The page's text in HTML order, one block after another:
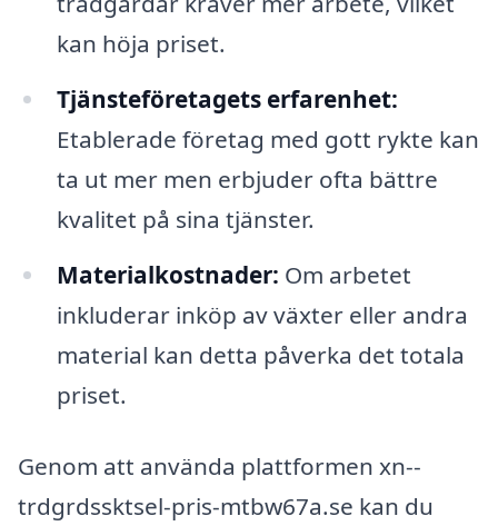
kan höja priset.
Tjänsteföretagets erfarenhet:
Etablerade företag med gott rykte kan
ta ut mer men erbjuder ofta bättre
kvalitet på sina tjänster.
Materialkostnader: Om arbetet
inkluderar inköp av växter eller andra
material kan detta påverka det totala
priset.
Genom att använda plattformen xn--
trdgrdssktsel-pris-mtbw67a.se kan du